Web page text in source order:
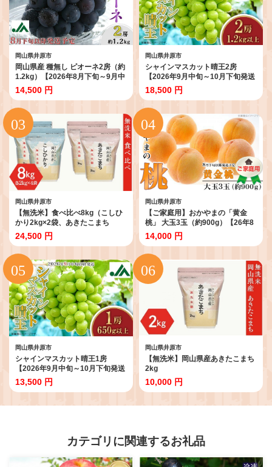
岡山県井原市
岡山県産 種無し ピオーネ2房（約
1.2kg）【2026年8月下旬～9月中
旬発送予定】（いばら愛菜館）
14,500 円
岡山県井原市
シャインマスカット晴王2房
【2026年9月中旬～10月下旬発送
予定】（いばら愛菜館）
18,500 円
岡山県井原市
【無洗米】食べ比べ8kg（こしひ
かり2kg×2袋、あきたこまち
2kg×2袋）
24,500 円
岡山県井原市
【ご家庭用】おかやまの「黄金
桃」 大玉3玉（約900g）【26年8
月下旬以降に順次発送】
14,000 円
岡山県井原市
シャインマスカット晴王1房
【2026年9月中旬～10月下旬発送
予定】（いばら愛菜館）
13,500 円
岡山県井原市
【無洗米】岡山県産あきたこまち
2kg
10,000 円
カテゴリに関連するお礼品